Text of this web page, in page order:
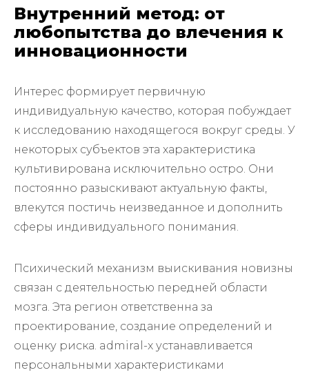
Внутренний метод: от
любопытства до влечения к
инновационности
Интерес формирует первичную
индивидуальную качество, которая побуждает
к исследованию находящегося вокруг среды. У
некоторых субъектов эта характеристика
культивирована исключительно остро. Они
постоянно разыскивают актуальную факты,
влекутся постичь неизведанное и дополнить
сферы индивидуального понимания.
Психический механизм выискивания новизны
связан с деятельностью передней области
мозга. Эта регион ответственна за
проектирование, создание определений и
оценку риска. admiral-x устанавливается
персональными характеристиками